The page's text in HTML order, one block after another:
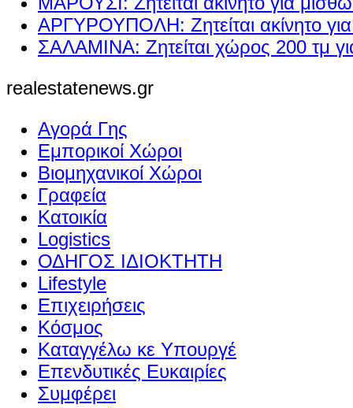
ΑΡΓΥΡΟΥΠΟΛΗ: Ζητείται ακίνητο
ΣΑΛΑΜΙΝΑ: Ζητείται χώρος 200 τμ
realestatenews.gr
Αγορά Γης
Εμπορικοί Χώροι
Βιομηχανικοί Χώροι
Γραφεία
Κατοικία
Logistics
ΟΔΗΓΟΣ ΙΔΙΟΚΤΗΤΗ
Lifestyle
Επιχειρήσεις
Κόσμος
Καταγγέλω κε Υπουργέ
Επενδυτικές Ευκαιρίες
Συμφέρει